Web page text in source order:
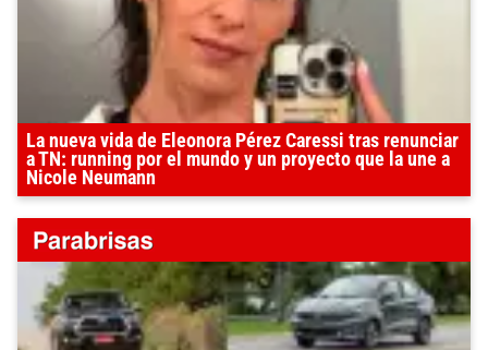
La nueva vida de Eleonora Pérez Caressi tras renunciar
a TN: running por el mundo y un proyecto que la une a
Nicole Neumann